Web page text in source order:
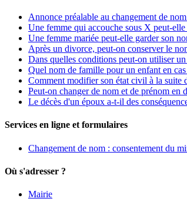
Annonce préalable au changement de
Une femme qui accouche sous X peut-
Une femme mariée peut-elle garder son
Après un divorce, peut-on conserver le
Dans quelles conditions peut-on utiliser
Quel nom de famille pour un enfant en
Comment modifier son état civil à la suite
Peut-on changer de nom et de prénom en
Le décès d'un époux a-t-il des
Services en ligne et formulaires
Changement de nom : consentement du
Où s'adresser ?
Mairie